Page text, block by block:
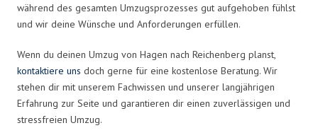
während des gesamten Umzugsprozesses gut aufgehoben fühlst
und wir deine Wünsche und Anforderungen erfüllen.
Wenn du deinen Umzug von Hagen nach Reichenberg planst,
kontaktiere uns doch gerne für eine kostenlose Beratung. Wir
stehen dir mit unserem Fachwissen und unserer langjährigen
Erfahrung zur Seite und garantieren dir einen zuverlässigen und
stressfreien Umzug.